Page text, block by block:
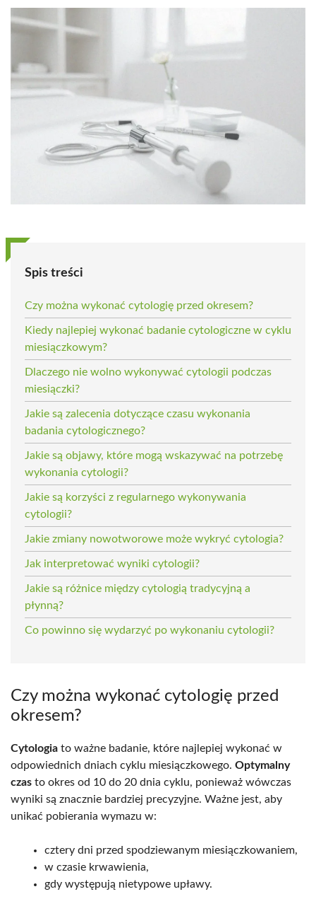
Spis treści
Czy można wykonać cytologię przed okresem?
Kiedy najlepiej wykonać badanie cytologiczne w cyklu
miesiączkowym?
Dlaczego nie wolno wykonywać cytologii podczas
miesiączki?
Jakie są zalecenia dotyczące czasu wykonania
badania cytologicznego?
Jakie są objawy, które mogą wskazywać na potrzebę
wykonania cytologii?
Jakie są korzyści z regularnego wykonywania
cytologii?
Jakie zmiany nowotworowe może wykryć cytologia?
Jak interpretować wyniki cytologii?
Jakie są różnice między cytologią tradycyjną a
płynną?
Co powinno się wydarzyć po wykonaniu cytologii?
Czy można wykonać cytologię przed
okresem?
Cytologia to ważne badanie, które najlepiej wykonać w
odpowiednich dniach cyklu miesiączkowego. Optymalny
czas to okres od 10 do 20 dnia cyklu, ponieważ wówczas
wyniki są znacznie bardziej precyzyjne. Ważne jest, aby
unikać pobierania wymazu w:
cztery dni przed spodziewanym miesiączkowaniem,
w czasie krwawienia,
gdy występują nietypowe upławy.